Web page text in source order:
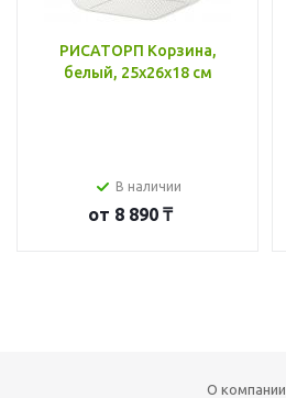
РИСАТОРП Корзина,
белый, 25x26x18 см
В наличии
от 8 890 ₸
О компании